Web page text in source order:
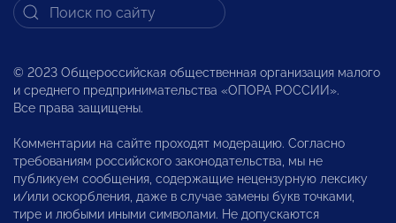
© 2023 Общероссийская общественная организация малого
и среднего предпринимательства «ОПОРА РОССИИ».
Все права защищены.
Комментарии на сайте проходят модерацию. Согласно
требованиям российского законодательства, мы не
публикуем сообщения, содержащие нецензурную лексику
и/или оскорбления, даже в случае замены букв точками,
тире и любыми иными символами. Не допускаются